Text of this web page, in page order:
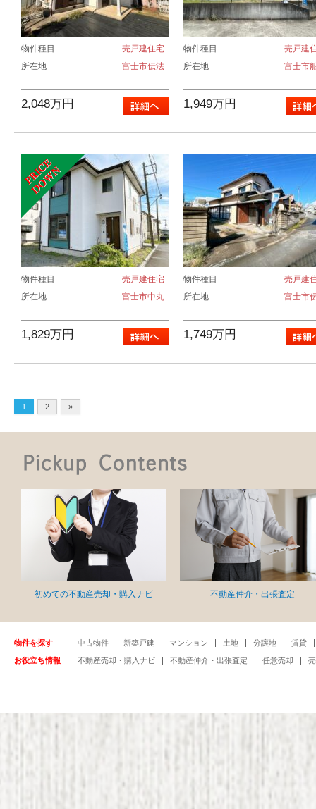
物件種目
売戸建住宅
所在地
富士市伝法
2,048万円
物件種目
売戸建
所在地
富士市
1,949万円
物件種目
売戸建住宅
所在地
富士市中丸
1,829万円
物件種目
売戸建
所在地
富士市
1,749万円
1 2 »
初めての不動産売却・購入ナビ 不動産仲介・出張査定
物件を探す 中古物件 新築戸建 マンション 土地 分譲地 賃貸
お役立ち情報 不動産売却・購入ナビ 不動産仲介・出張査定 任意売却